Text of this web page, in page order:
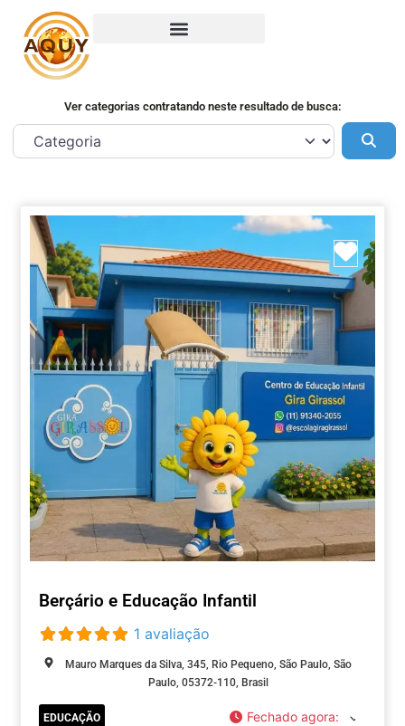
Ver categorias contratando neste resultado de busca:
Berçário e Educação Infantil
1 avaliação
Mauro Marques da Silva, 345, Rio Pequeno, São Paulo, São
Paulo, 05372-110, Brasil
EDUCAÇÃO Fechado agora: